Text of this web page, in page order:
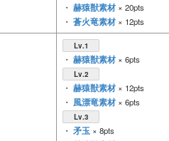
・ 赫猿獣素材 × 20pts
・ 蒼火竜素材 × 12pts
Lv.1
・ 赫猿獣素材 × 6pts
Lv.2
・ 赫猿獣素材 × 12pts
・ 風漂竜素材 × 6pts
Lv.3
・ 矛玉 × 8pts